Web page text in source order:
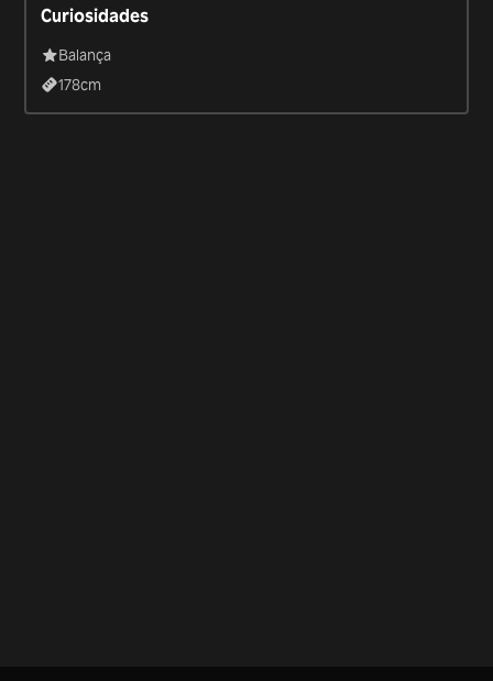
Curiosidades
Balança
178cm